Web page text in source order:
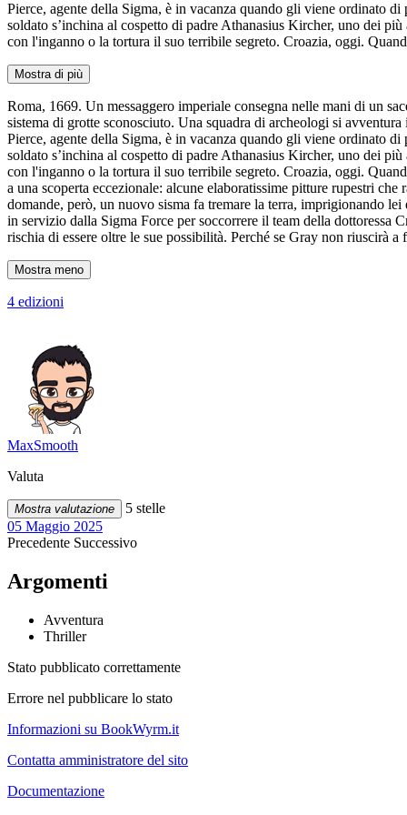
Pierce, agente della Sigma, è in vacanza quando gli viene ordinato
soldato s’inchina al cospetto di padre Athanasius Kircher, uno dei
con l'inganno o la tortura il suo terribile segreto. Croazia, oggi.
Mostra di più
Roma, 1669. Un messaggero imperiale consegna nelle mani di un
sistema di grotte sconosciuto. Una squadra di archeologi si
Pierce, agente della Sigma, è in vacanza quando gli viene ordinato
soldato s’inchina al cospetto di padre Athanasius Kircher, uno dei
con l'inganno o la tortura il suo terribile segreto. Croazia, oggi.
a una scoperta eccezionale: alcune elaboratissime pitture rupestri
domande, però, un nuovo sisma fa tremare la terra, imprigionando
in servizio dalla Sigma Force per soccorrere il team della dottoressa
rischia di essere oltre le sue possibilità. Perché se Gray non riuscirà
Mostra meno
4 edizioni
MaxSmooth
Valuta
Mostra valutazione
5 stelle
05 Maggio 2025
Precedente Successivo
Argomenti
Avventura
Thriller
Stato pubblicato correttamente
Errore nel pubblicare lo stato
Informazioni su BookWyrm.it
Contatta amministratore del sito
Documentazione